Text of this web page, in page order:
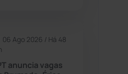
06 Ago 2026 / Há 48
anuncia vagas